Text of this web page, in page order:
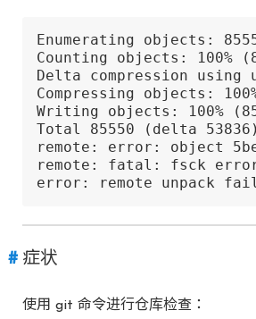
Enumerating objects:
Counting objects: 100%
Delta compression using
Compressing objects:
Writing objects: 100%
Total 85550 (delta
remote: error: object
remote: fatal: fsck
error: remote unpack
症状
使用 git 命令进行仓库检查：